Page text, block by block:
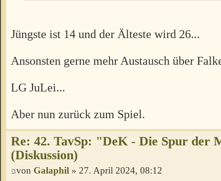
Jüngste ist 14 und der Älteste wird 26...
Ansonsten gerne mehr Austausch über
LG JuLei...
Aber nun zurück zum Spiel.
Re: 42. TavSp: "DeK - Die Spur der
(Diskussion)
von Galaphil » 27. April 2024, 08:12